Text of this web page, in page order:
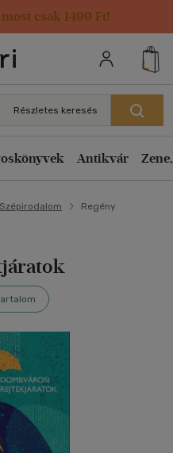
csak 1499 Ft!
Részletes keresés
Antikvár
Szépirodalom Regény